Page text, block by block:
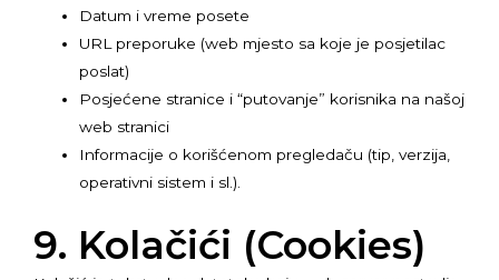
Datum i vreme posete
URL preporuke (web mjesto sa koje je posjetilac
poslat)
Posjećene stranice i “putovanje” korisnika na našoj
web stranici
Informacije o korišćenom pregledaču (tip, verzija,
operativni sistem i sl.).
9. Kolačići (Cookies)